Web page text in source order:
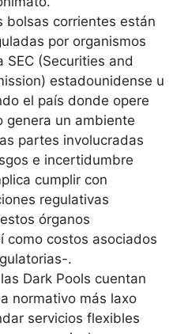
bolsas corrientes están
por organismos
SEC (Securities and
estadounidense u
el país donde opere
genera un ambiente
partes involucradas
e incertidumbre
cumplir con
regulativas
órganos
como costos asociados
.
Dark Pools cuentan
normativo más laxo
servicios flexibles